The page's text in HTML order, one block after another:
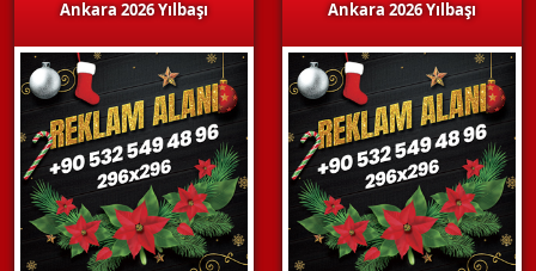
Ankara 2026 Yılbaşı Ankara 2026 Yılbaşı